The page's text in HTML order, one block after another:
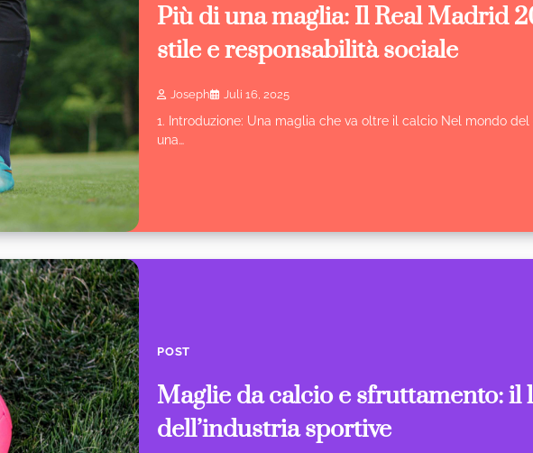
Più di una maglia: Il Real Madrid
stile e responsabilità sociale
Joseph Juli 16, 2025
1. Introduzione: Una maglia che va oltre il calcio Nel mondo del
una…
POST
Maglie da calcio e sfruttamento: il
dell’industria sportive